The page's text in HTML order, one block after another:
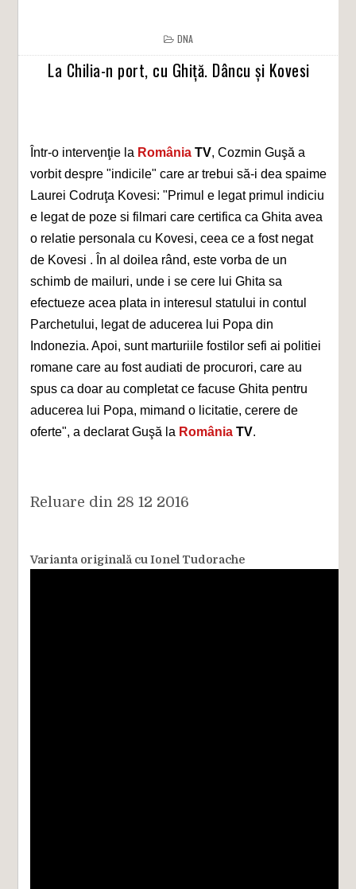
DNA
La Chilia-n port, cu Ghiță. Dâncu și Kovesi
Într-o intervenţie la România TV, Cozmin Guşă a
vorbit despre "indicile" care ar trebui să-i dea spaime
Laurei Codruţa Kovesi: "Primul e legat primul indiciu
e legat de poze si filmari care certifica ca Ghita avea
o relatie personala cu Kovesi, ceea ce a fost negat
de Kovesi . În al doilea rând, este vorba de un
schimb de mailuri, unde i se cere lui Ghita sa
efectueze acea plata in interesul statului in contul
Parchetului, legat de aducerea lui Popa din
Indonezia. Apoi, sunt marturiile fostilor sefi ai politiei
romane care au fost audiati de procurori, care au
spus ca doar au completat ce facuse Ghita pentru
aducerea lui Popa, mimand o licitatie, cerere de
oferte", a declarat Guşă la România TV.
Reluare din 28 12 2016
Varianta originală cu Ionel Tudorache